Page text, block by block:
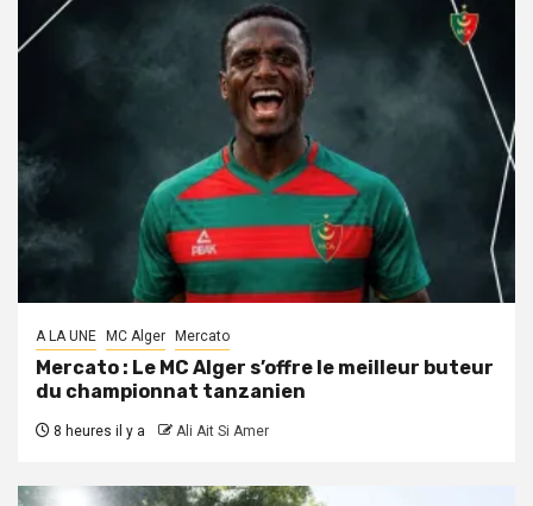
A LA UNE MC Alger Mercato
Mercato : Le MC Alger s’offre le meilleur buteur
du championnat tanzanien
8 heures il y a Ali Ait Si Amer